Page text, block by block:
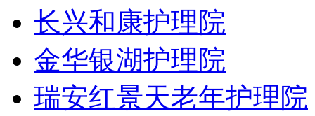
长兴和康护理院
金华银湖护理院
瑞安红景天老年护理院